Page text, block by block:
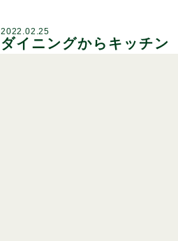
ダイニングからキッチン
2022.02.25